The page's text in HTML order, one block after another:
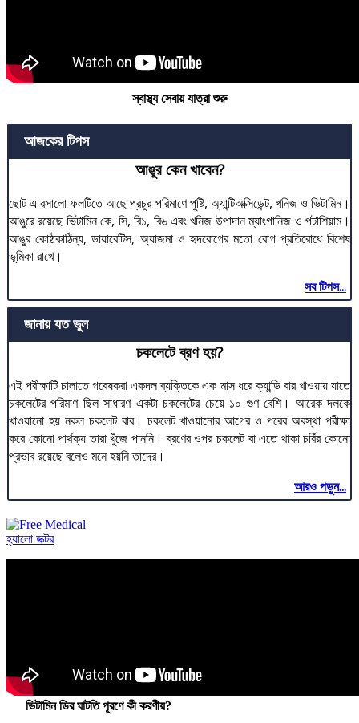
স্বাস্থ্য সেবায় যাত্রা শুরু
আজকের টিপস
আঙুর কেন খাবেন?
ছোট এ রসালো ফলটিতে আছে প্রচুর পরিমাণে পুষ্টি, অ্যান্টিঅক্সিডেন্ট, খনিজ ও ভিটামিন।
আঙুরে রয়েছে ভিটামিন কে, সি, বি১, বি৬ এবং খনিজ উপাদান ম্যাংগানিজ ও পটাশিয়াম।
আঙুর কোষ্ঠকাঠিন্য, ডায়াবেটিস, অ্যাজমা ও হৃদরোগের মতো রোগ প্রতিরোধে বিশেষ
ভূমিকা রাখে।
সব টিপস...
জানায় যত ভুল
চকলেটে ব্রণ হয়?
এই পরীক্ষাটি চালাতে গবেষকরা একদল ব্যক্তিকে এক মাস ধরে ক্যান্ডি বার খাওয়ায় যাতে
চকলেটের পরিমাণ ছিল সাধারণ একটা চকলেটের চেয়ে ১০ গুণ বেশি। আরেক দলকে
খাওয়ানো হয় নকল চকলেট বার। চকলেট খাওয়ানোর আগের ও পরের অবস্থা পরীক্ষা
করে কোনো পার্থক্য তারা খুঁজে পাননি। ব্রণের ওপর চকলেট বা এতে থাকা চর্বির কোনো
প্রভাব রয়েছে বলেও মনে হয়নি তাদের।
আরও পড়ুন...
হ্যালো ডক্টর
ভিটামিন ডির ঘাটতি পূরণে কী করণীয়?